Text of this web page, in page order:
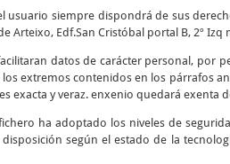
usuario siempre dispondrá de sus
Arteixo, Edf.San Cristóbal portal B, 2º
datos de carácter personal, por
extremos contenidos en los párrafos
exacta y veraz. enxenio quedará
ha adoptado los niveles de
según el estado de la